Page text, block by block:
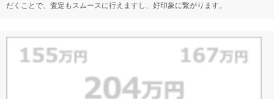
だくことで、査定もスムースに行えますし、好印象に繋がります。